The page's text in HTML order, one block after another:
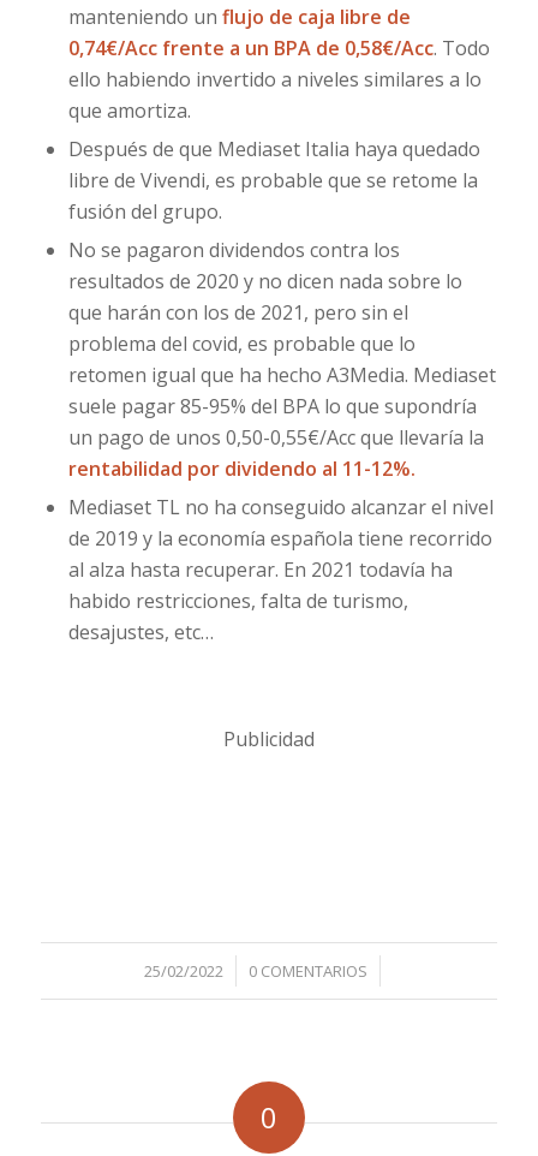
manteniendo un flujo de caja libre de
0,74€/Acc frente a un BPA de 0,58€/Acc. Todo
ello habiendo invertido a niveles similares a lo
que amortiza.
Después de que Mediaset Italia haya quedado
libre de Vivendi, es probable que se retome la
fusión del grupo.
No se pagaron dividendos contra los
resultados de 2020 y no dicen nada sobre lo
que harán con los de 2021, pero sin el
problema del covid, es probable que lo
retomen igual que ha hecho A3Media. Mediaset
suele pagar 85-95% del BPA lo que supondría
un pago de unos 0,50-0,55€/Acc que llevaría la
rentabilidad por dividendo al 11-12%.
Mediaset TL no ha conseguido alcanzar el nivel
de 2019 y la economía española tiene recorrido
al alza hasta recuperar. En 2021 todavía ha
habido restricciones, falta de turismo,
desajustes, etc…
Publicidad
25/02/2022
/ 0 COMENTARIOS
/
0